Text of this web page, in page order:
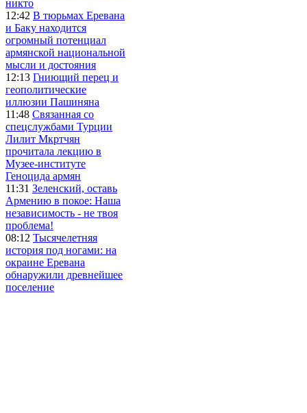
никто
12:42 В тюрьмах Еревана
и Баку находится
огромный потенциал
армянской национальной
мысли и достояния
12:13 Гниющий перец и
геополитические
иллюзии Пашиняна
11:48 Связанная со
спецслужбами Турции
Лилит Мкртчян
прочитала лекцию в
Музее-институте
Геноцида армян
11:31 Зеленский, оставь
Армению в покое: Наша
независимость - не твоя
проблема!
08:12 Тысячелетняя
история под ногами: на
окраине Еревана
обнаружили древнейшее
поселение